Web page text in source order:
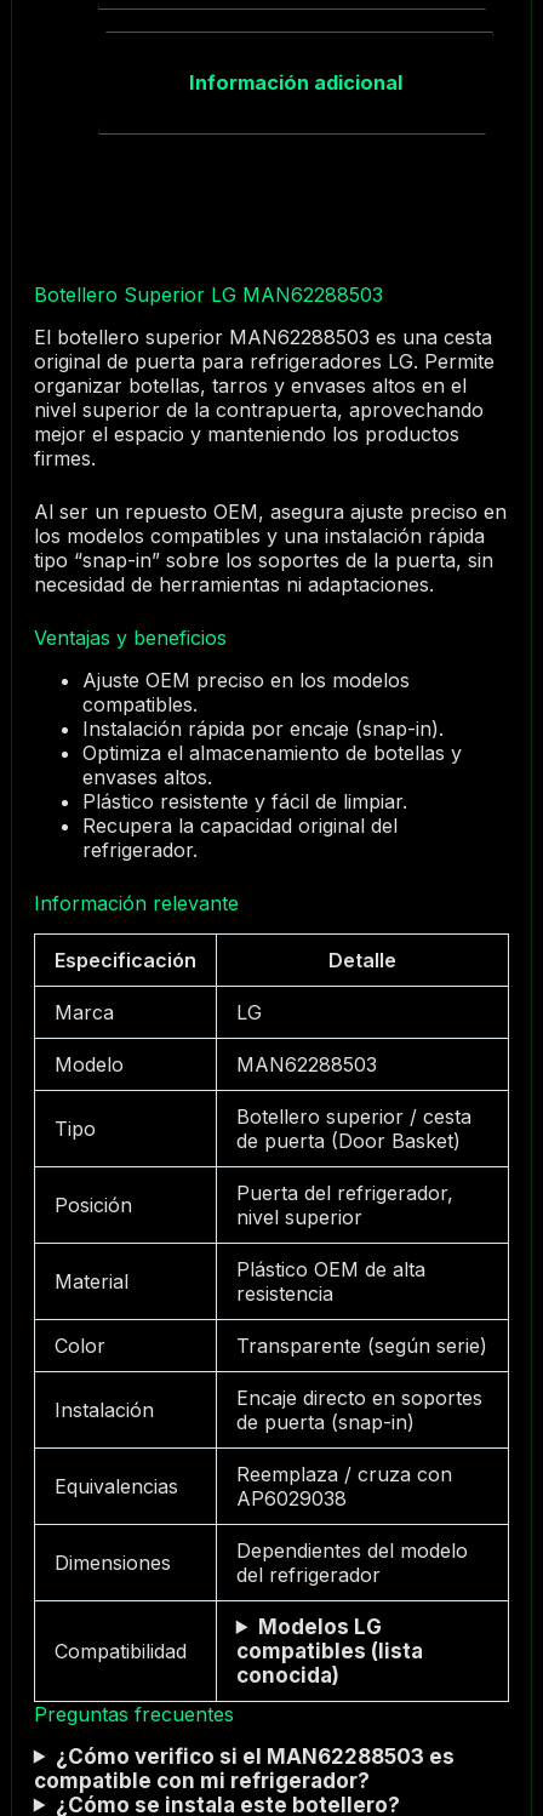
Información adicional
Botellero Superior LG MAN62288503
El botellero superior MAN62288503 es una cesta
original de puerta para refrigeradores LG. Permite
organizar botellas, tarros y envases altos en el
nivel superior de la contrapuerta, aprovechando
mejor el espacio y manteniendo los productos
firmes.
Al ser un repuesto OEM, asegura ajuste preciso en
los modelos compatibles y una instalación rápida
tipo “snap-in” sobre los soportes de la puerta, sin
necesidad de herramientas ni adaptaciones.
Ventajas y beneficios
Ajuste OEM preciso en los modelos
compatibles.
Instalación rápida por encaje (snap-in).
Optimiza el almacenamiento de botellas y
envases altos.
Plástico resistente y fácil de limpiar.
Recupera la capacidad original del
refrigerador.
Información relevante
Especificación Detalle
Marca LG
Modelo MAN62288503
Tipo
Botellero superior / cesta
de puerta (Door Basket)
Posición
Puerta del refrigerador,
nivel superior
Material
Plástico OEM de alta
resistencia
Color Transparente (según serie)
Instalación
Encaje directo en soportes
de puerta (snap-in)
Equivalencias
Reemplaza / cruza con
AP6029038
Dimensiones
Dependientes del modelo
del refrigerador
Compatibilidad
Modelos LG
compatibles (lista
conocida)
Preguntas frecuentes
¿Cómo verifico si el MAN62288503 es
compatible con mi refrigerador?
¿Cómo se instala este botellero?